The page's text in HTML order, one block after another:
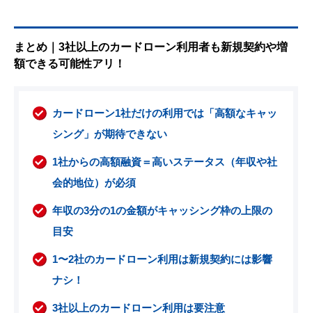
まとめ｜3社以上のカードローン利用者も新規契約や増
額できる可能性アリ！
カードローン1社だけの利用では「高額なキャッ
シング」が期待できない
1社からの高額融資＝高いステータス（年収や社
会的地位）が必須
年収の3分の1の金額がキャッシング枠の上限の
目安
1〜2社のカードローン利用は新規契約には影響
ナシ！
3社以上のカードローン利用は要注意